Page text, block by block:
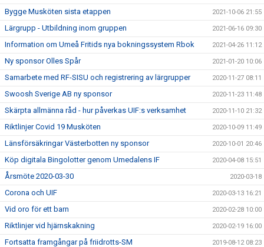
Bygge Musköten sista etappen 2021-10-06 21:55
Lärgrupp - Utbildning inom gruppen 2021-06-16 09:30
Information om Umeå Fritids nya bokningssystem Rbok 2021-04-26 11:12
Ny sponsor Olles Spår 2021-01-20 10:06
Samarbete med RF-SISU och registrering av lärgrupper 2020-11-27 08:11
Swoosh Sverige AB ny sponsor 2020-11-23 11:48
Skärpta allmänna råd - hur påverkas UIF:s verksamhet 2020-11-10 21:32
Riktlinjer Covid 19 Musköten 2020-10-09 11:49
Länsförsäkringar Västerbotten ny sponsor 2020-10-01 20:46
Köp digitala Bingolotter genom Umedalens IF 2020-04-08 15:51
Årsmöte 2020-03-30 2020-03-18
Corona och UIF 2020-03-13 16:21
Vid oro för ett barn 2020-02-28 10:00
Riktlinjer vid hjärnskakning 2020-02-19 16:00
Fortsatta framgångar på friidrotts-SM 2019-08-12 08:23